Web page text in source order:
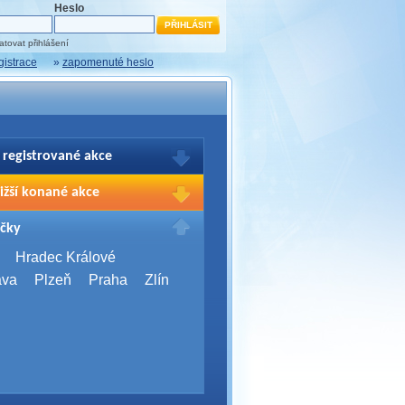
Heslo
přihlášení
» zapomenuté heslo
registrované akce
Vašich registrací na akce
přihlašte.
konané akce
2026
Brno
Server Bootcamp 2026
Hradec Králové
Plzeň Praha Zlín